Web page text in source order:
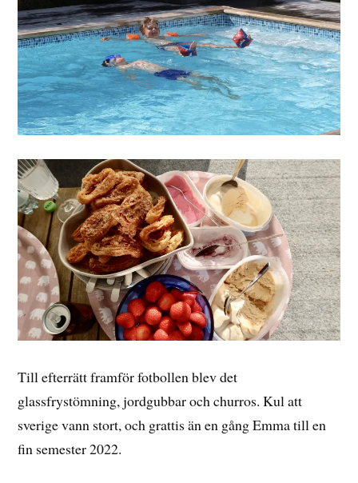
Till efterrätt framför fotbollen blev det
glassfrystömning, jordgubbar och churros. Kul att
sverige vann stort, och grattis än en gång Emma till en
fin semester 2022.